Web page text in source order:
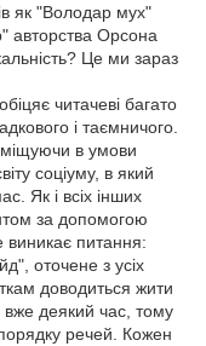
як "Володар мух"
авторства Орсона
Це ми зараз
читачеві багато
і таємничого.
в умови
соціуму, в який
Як і всіх інших
за допомогою
виникає питання:
оточене з усіх
доводиться жити
вже деякий час, тому
речей. Кожен